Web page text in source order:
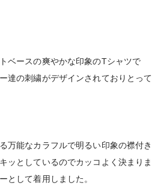
ベースの爽やかな印象のTシャツで
達の刺繍がデザインされておりとって
万能なカラフルで明るい印象の襟付き
ッとしているのでカッコよく決まりま
して着用しました。